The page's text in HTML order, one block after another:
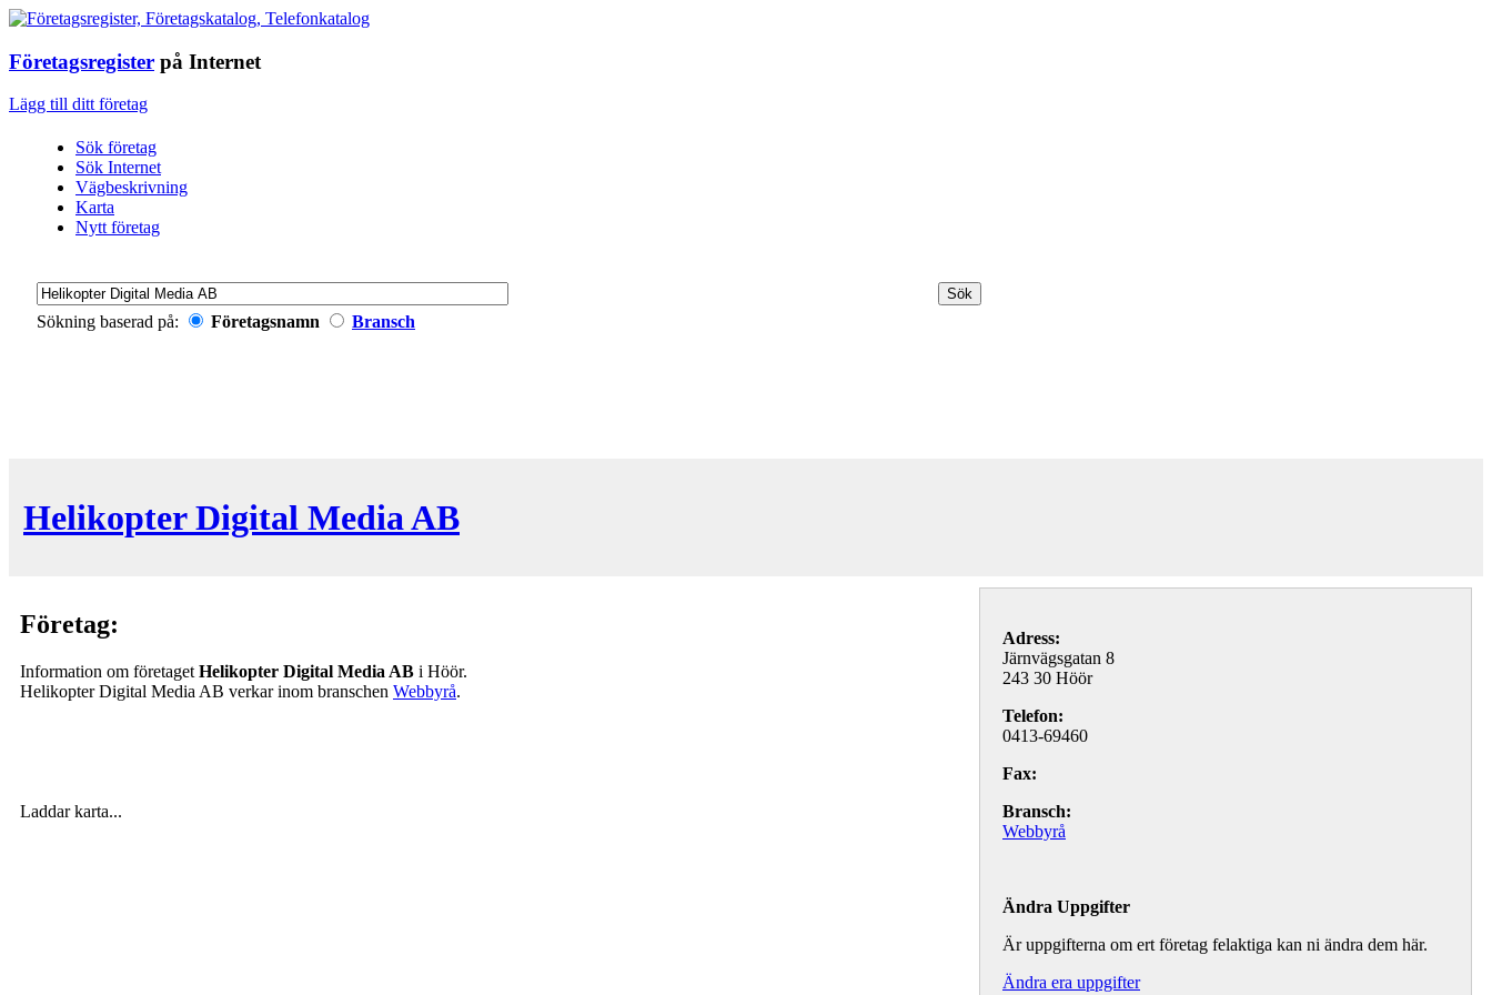
Företagsregister på Internet
Lägg till ditt företag
Sök företag
Sök Internet
Vägbeskrivning
Karta
Nytt företag
Sökning baserad på: Företagsnamn Bransch
Helikopter Digital Media AB
Företag:
Information om företaget Helikopter Digital Media AB i Höör.
Helikopter Digital Media AB verkar inom branschen Webbyrå.
Laddar karta...
Adress:
Järnvägsgatan 8
243 30 Höör
Telefon:
0413-69460
Fax:
Bransch:
Webbyrå
Ändra Uppgifter
Är uppgifterna om ert företag felaktiga kan ni ändra dem här.
Ändra era uppgifter